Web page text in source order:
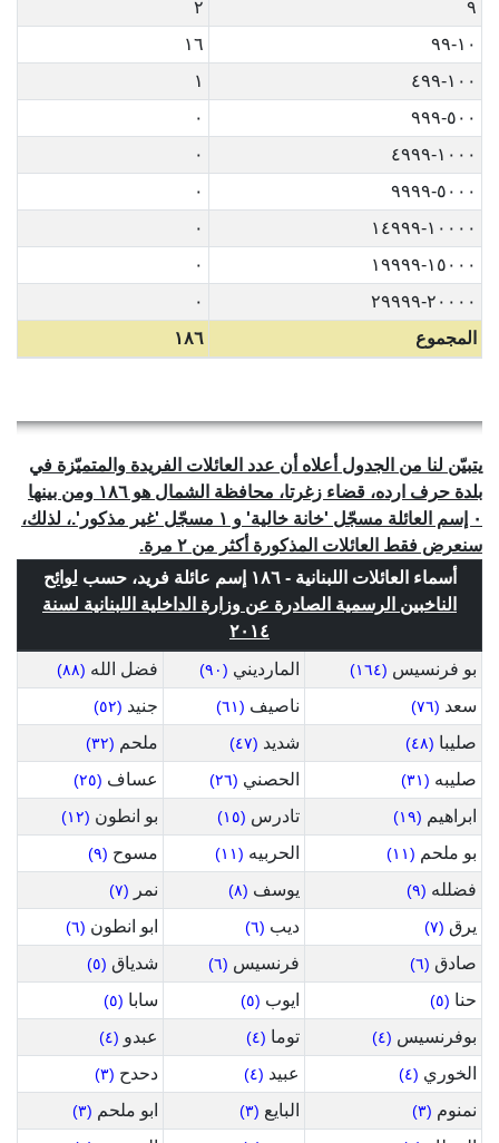
٩
٢
١٠-٩٩
١٦
١٠٠-٤٩٩
١
٥٠٠-٩٩٩
٠
١٠٠٠-٤٩٩٩
٠
٥٠٠٠-٩٩٩٩
٠
١٠٠٠٠-١٤٩٩٩
٠
١٥٠٠٠-١٩٩٩٩
٠
٢٠٠٠٠-٢٩٩٩٩
٠
المجموع
١٨٦
يتبيّن لنا من الجدول أعلاه أن عدد العائلات الفريدة والمتميّزة في
بلدة حرف ارده، قضاء زغرتا، محافظة الشمال هو ١٨٦ ومن بينها
٠ إسم العائلة مسجّل 'خانة خالية' و ١ مسجّل 'غير مذكور'.، لذلك،
سنعرض فقط العائلات المذكورة أكثر من ٢ مرة.
أسماء العائلات اللبنانية - ١٨٦ إسم عائلة فريد، حسب
لوائح
الناخبين الرسمية الصادرة عن وزارة الداخلية اللبنانية لسنة
٢٠١٤
بو فرنسيس (١٦٤) المارديني (٩٠) فضل الله (٨٨)
سعد (٧٦) ناصيف (٦١) جنيد (٥٢)
صليبا (٤٨) شديد (٤٧) ملحم (٣٢)
صليبه (٣١) الحصني (٢٦) عساف (٢٥)
ابراهيم (١٩) تادرس (١٥) بو انطون (١٢)
بو ملحم (١١) الحربيه (١١) مسوح (٩)
فضلله (٩) يوسف (٨) نمر (٧)
يرق (٧) ديب (٦) ابو انطون (٦)
صادق (٦) فرنسيس (٦) شدياق (٥)
حنا (٥) ايوب (٥) سابا (٥)
بوفرنسيس (٤) توما (٤) عبدو (٤)
الخوري (٤) عبيد (٤) دحدح (٣)
نمنوم (٣) البايع (٣) ابو ملحم (٣)